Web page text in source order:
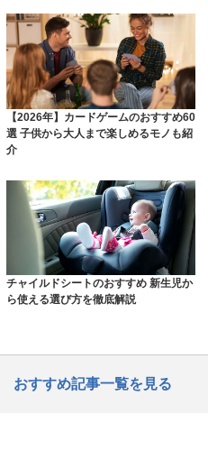
【2026年】カードゲームのおすすめ60
選 子供から大人まで楽しめるモノも紹
介
チャイルドシートのおすすめ 新生児か
ら使える選び方を徹底解説
おすすめ記事一覧を見る